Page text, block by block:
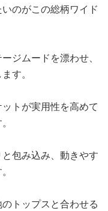
のがこの総柄ワイド
ジムードを漂わせ、
す。
トが実用性を高めて
包み込み、動きやす
トップスと合わせる